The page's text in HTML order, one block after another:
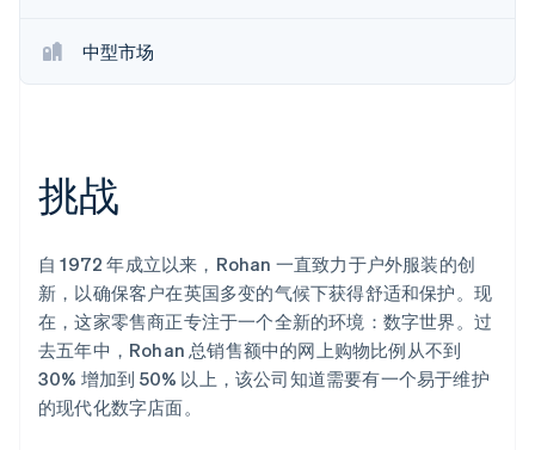
在线身份验证
中型市场
挑战
自 1972 年成立以来，Rohan 一直致力于户外服装的创
新，以确保客户在英国多变的气候下获得舒适和保护。现
在，这家零售商正专注于一个全新的环境：数字世界。过
去五年中，Rohan 总销售额中的网上购物比例从不到
30% 增加到 50% 以上，该公司知道需要有一个易于维护
的现代化数字店面。